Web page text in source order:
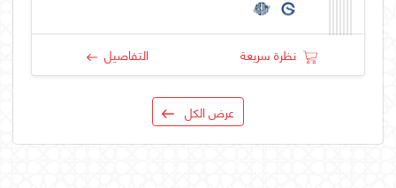
نظرة سريعة التفاصيل
عرض الكل